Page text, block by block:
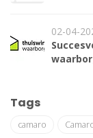
02-04-
Tags
camaro